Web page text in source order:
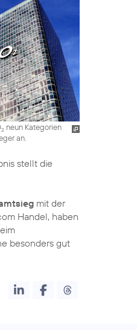
2neun Kategorien
an.
stellt die
mit der
Handel, haben
besonders gut